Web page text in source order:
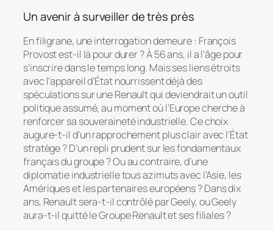
Un avenir à surveiller de très près
En filigrane, une interrogation demeure : François
Provost est-il là pour durer ? À 56 ans, il a l’âge pour
s’inscrire dans le temps long. Mais ses liens étroits
avec l’appareil d’État nourrissent déjà des
spéculations sur une Renault qui deviendrait un outil
politique assumé, au moment où l’Europe cherche à
renforcer sa souveraineté industrielle. Ce choix
augure-t-il d’un rapprochement plus clair avec l’État
stratège ? D’un repli prudent sur les fondamentaux
français du groupe ? Ou au contraire, d’une
diplomatie industrielle tous azimuts avec l’Asie, les
Amériques et les partenaires européens ? Dans dix
ans, Renault sera-t-il contrôlé par Geely, ou Geely
aura-t-il quitté le Groupe Renault et ses filiales ?